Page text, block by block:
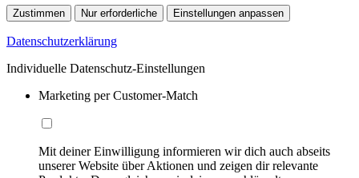
Zustimmen Nur erforderliche Einstellungen anpassen
Datenschutzerklärung
Individuelle Datenschutz-Einstellungen
Marketing per Customer-Match
Mit deiner Einwilligung informieren wir dich auch abseits
unserer Website über Aktionen und zeigen dir relevante